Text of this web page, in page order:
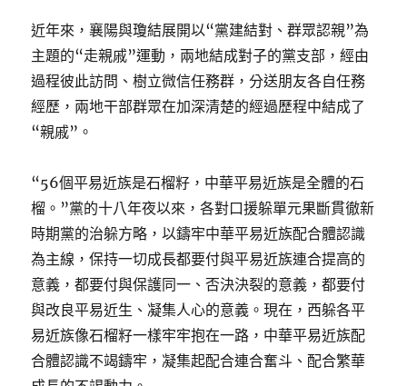
近年來，襄陽與瓊結展開以“黨建結對、群眾認親”為
主題的“走親戚”運動，兩地結成對子的黨支部，經由
過程彼此訪問、樹立微信任務群，分送朋友各自任務
經歷，兩地干部群眾在加深清楚的經過歷程中結成了
“親戚”。
“56個平易近族是石榴籽，中華平易近族是全體的石
榴。”黨的十八年夜以來，各對口援躲單元果斷貫徹新
時期黨的治躲方略，以鑄牢中華平易近族配合體認識
為主線，保持一切成長都要付與平易近族連合提高的
意義，都要付與保護同一、否決決裂的意義，都要付
與改良平易近生、凝集人心的意義。現在，西躲各平
易近族像石榴籽一樣牢牢抱在一路，中華平易近族配
合體認識不竭鑄牢，凝集起配合連合奮斗、配合繁華